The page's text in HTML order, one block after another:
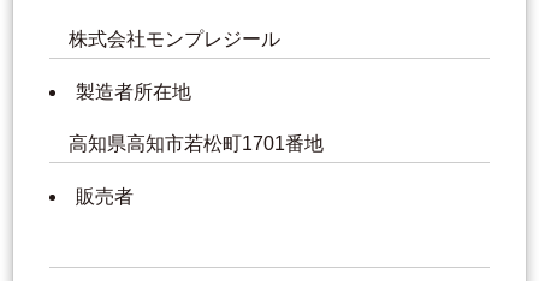
株式会社モンプレジール
製造者所在地
高知県高知市若松町1701番地
販売者